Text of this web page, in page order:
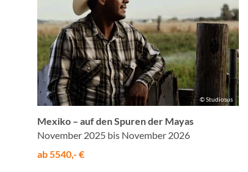
© Studiosus
Mexiko – auf den Spuren der Mayas
November 2025 bis November 2026
ab 5540,- €